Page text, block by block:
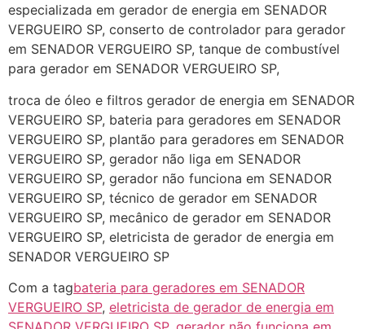
especializada em gerador de energia em SENADOR
VERGUEIRO SP, conserto de controlador para gerador
em SENADOR VERGUEIRO SP, tanque de combustível
para gerador em SENADOR VERGUEIRO SP,
troca de óleo e filtros gerador de energia em SENADOR
VERGUEIRO SP, bateria para geradores em SENADOR
VERGUEIRO SP, plantão para geradores em SENADOR
VERGUEIRO SP, gerador não liga em SENADOR
VERGUEIRO SP, gerador não funciona em SENADOR
VERGUEIRO SP, técnico de gerador em SENADOR
VERGUEIRO SP, mecânico de gerador em SENADOR
VERGUEIRO SP, eletricista de gerador de energia em
SENADOR VERGUEIRO SP
Com a tagbateria para geradores em SENADOR
VERGUEIRO SP, eletricista de gerador de energia em